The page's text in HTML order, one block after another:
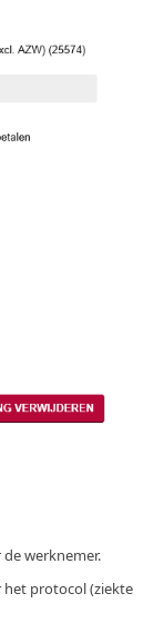
werknemer.
protocol (ziekte